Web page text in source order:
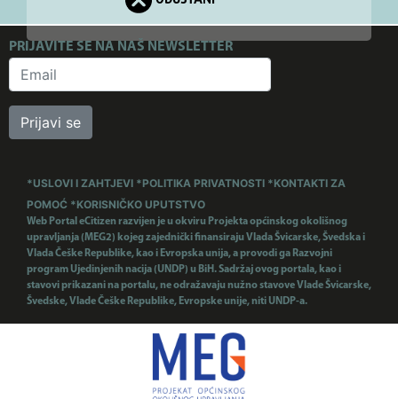
PRIJAVITE SE NA NAŠ NEWSLETTER
Prijavi se
*USLOVI I ZAHTJEVI *POLITIKA PRIVATNOSTI *KONTAKTI ZA
POMOĆ *KORISNIČKO UPUTSTVO
Web Portal eCitizen razvijen je u okviru Projekta općinskog okolišnog
upravljanja (MEG2) kojeg zajednički finansiraju Vlada Švicarske, Švedska i
Vlada Češke Republike, kao i Evropska unija, a provodi ga Razvojni
program Ujedinjenih nacija (UNDP) u BiH. Sadržaj ovog portala, kao i
stavovi prikazani na portalu, ne odražavaju nužno stavove Vlade Švicarske,
Švedske, Vlade Češke Republike, Evropske unije, niti UNDP-a.